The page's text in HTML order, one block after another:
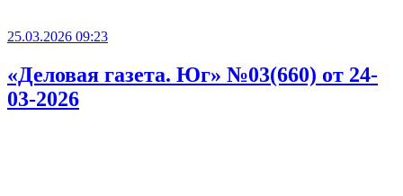
25.03.2026 09:23
«Деловая газета. Юг» №03(660) от 24-
03-2026